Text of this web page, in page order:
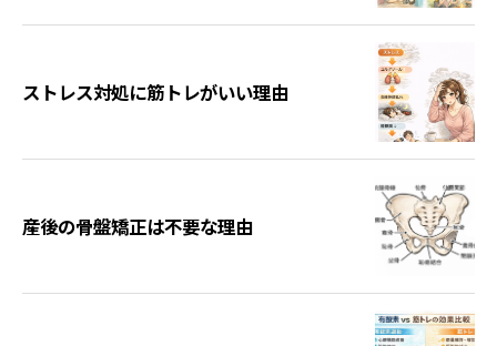
ストレス対処に筋トレがいい理由
産後の骨盤矯正は不要な理由